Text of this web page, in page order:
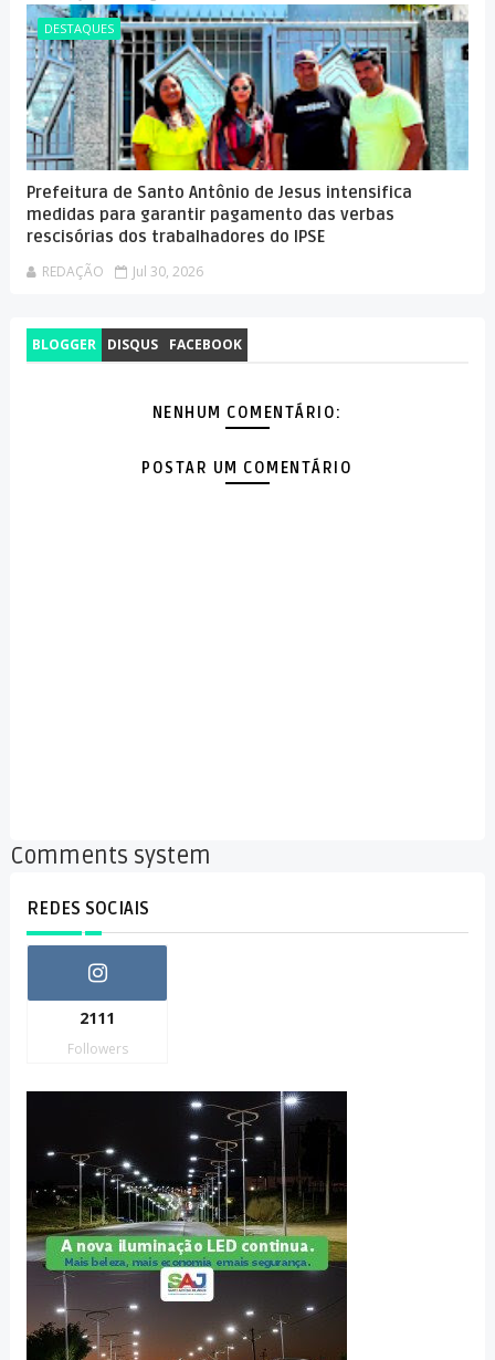
DESTAQUES
Prefeitura de Santo Antônio de Jesus intensifica
medidas para garantir pagamento das verbas
rescisórias dos trabalhadores do IPSE
REDAÇÃO Jul 30, 2026
BLOGGER DISQUS FACEBOOK
NENHUM COMENTÁRIO:
POSTAR UM COMENTÁRIO
Comments system
REDES SOCIAIS
2111
Followers